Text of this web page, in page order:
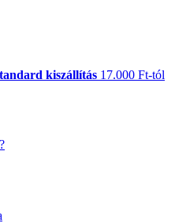
kiszállítás 17.000 Ft-tól